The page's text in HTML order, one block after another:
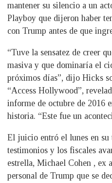
mantener su silencio a un
Playboy que dijeron haber
con Trump antes de que
“Tuve la sensatez de creer
masiva y que dominaría el
próximos días”, dijo Hicks
“Access Hollywood”,
informe de octubre de 2016
historia. “Este fue un
El juicio entró el lunes en su
testimonios y los fiscales
estrella, Michael Cohen , ex
personal de Trump que se